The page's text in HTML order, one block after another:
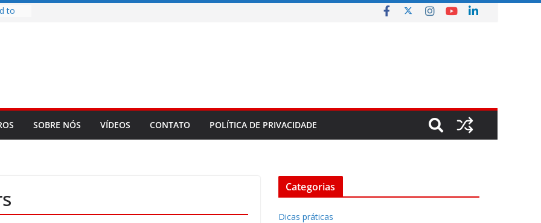
to
SOBRE NÓS VÍDEOS CONTATO POLÍTICA DE PRIVACIDADE
Categorias
Dicas práticas